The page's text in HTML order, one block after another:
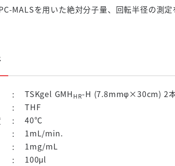
MALSを用いた絶対分子量、回転半径の測
TSKgel GMH HR-H (7.8mmφ×30cm) 2
THF
40℃
1mL/min.
1mg/mL
100μl